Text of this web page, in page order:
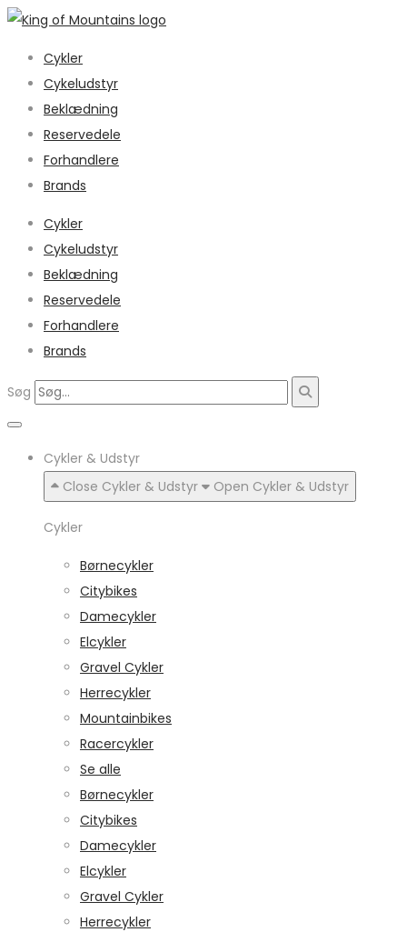
Cykler
Cykeludstyr
Beklædning
Reservedele
Forhandlere
Brands
Cykler
Cykeludstyr
Beklædning
Reservedele
Forhandlere
Brands
Søg
Cykler & Udstyr
Close Cykler & Udstyr
Open Cykler & Udstyr
Cykler
Børnecykler
Citybikes
Damecykler
Elcykler
Gravel Cykler
Herrecykler
Mountainbikes
Racercykler
Se alle
Børnecykler
Citybikes
Damecykler
Elcykler
Gravel Cykler
Herrecykler